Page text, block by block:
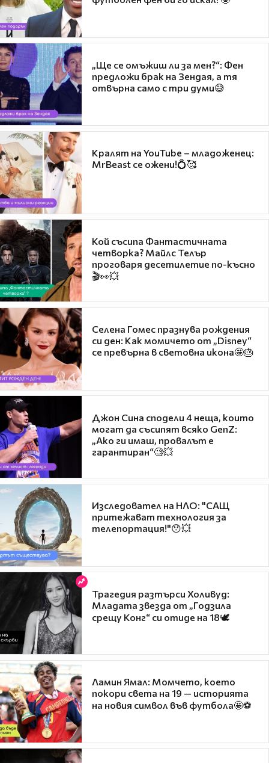
„Ще се омъжиш ли за мен?“: Фен
предложи брак на Зендая, а тя
отвърна само с три думи😅
Кралят на YouTube – младоженец:
MrBeast се ожени!💍🥰
Кой съсипа Фантастичната
четворка? Майлс Телър
проговаря десетилетие по-късно
🎬👀💥
Селена Гомес празнува рождения
си ден: Как момичето от „Disney“
се превърна в световна икона🤩🎂
Джон Сина сподели 4 неща, които
могат да съсипят всяко GenZ:
„Ако ги имаш, провалът е
гарантиран“🧐💥
Изследовател на НЛО: "САЩ
притежават технология за
телепортация!"😯💥
Трагедия разтърси Холивуд:
Младата звезда от „Годзила
срещу Конг“ си отиде на 18🕊️
Ламин Ямал: Момчето, което
покори света на 19 — историята
на новия символ във футбола🤩⚽